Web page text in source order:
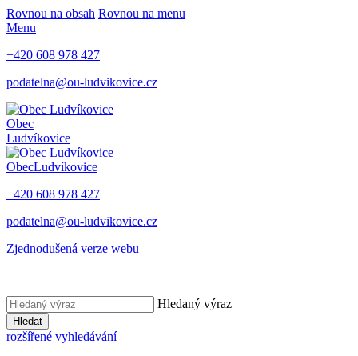
Rovnou na obsah Rovnou na menu
Menu
+420 608 978 427
podatelna@ou-ludvikovice.cz
Obec
Ludvíkovice
ObecLudvíkovice
+420 608 978 427
podatelna@ou-ludvikovice.cz
Zjednodušená verze webu
Hledaný výraz
Hledat
rozšířené vyhledávání